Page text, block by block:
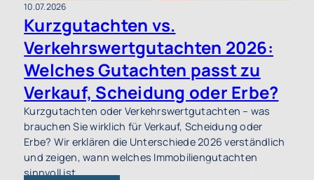
10.07.2026
Kurzgutachten vs.
Verkehrswertgutachten 2026:
Welches Gutachten passt zu
Verkauf, Scheidung oder Erbe?
Kurzgutachten oder Verkehrswertgutachten – was
brauchen Sie wirklich für Verkauf, Scheidung oder
Erbe? Wir erklären die Unterschiede 2026 verständlich
und zeigen, wann welches Immobiliengutachten
sinnvoll ist.